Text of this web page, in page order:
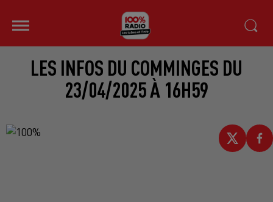
LES INFOS DU COMMINGES DU
23/04/2025 À 16H59